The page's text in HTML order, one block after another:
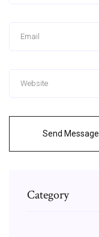
Send Message
Category